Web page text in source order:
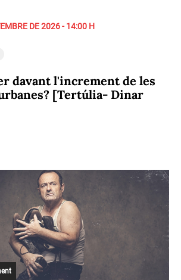
DE 2026 - 14:00 H
davant l'increment de les
[Tertúlia- Dinar